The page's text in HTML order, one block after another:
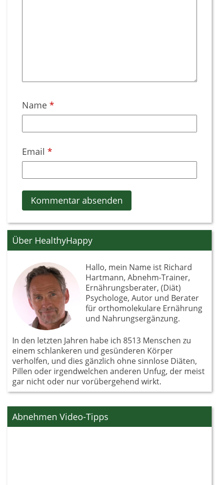
Name *
Email *
Über HealthyHappy
Hallo, mein Name ist Richard
Hartmann, Abnehm-Trainer,
Ernährungsberater, (Diät)
Psychologe, Autor und Berater
für orthomolekulare Ernährung
und Nahrungsergänzung.
In den letzten Jahren habe ich 8513 Menschen zu
einem schlankeren und gesünderen Körper
verholfen, und dies gänzlich ohne sinnlose Diäten,
Pillen oder irgendwelchen anderen Unfug, der meist
gar nicht oder nur vorübergehend wirkt.
Abnehmen Video-Tipps